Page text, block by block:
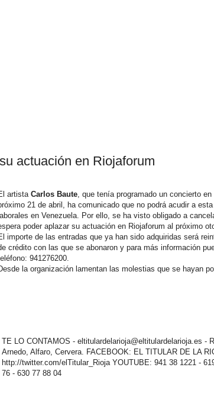
actuación en Riojaforum
artistaCarlos Baute , que tenía programado un concierto
21 de abril, ha comunicado que no podrá acudir a
laborales en Venezuela. Por ello, se ha visto obligado a
poder aplazar su actuación en Riojaforum al próximo
importe de las entradas que ya han sido adquiridas será
crédito con las que se abonaron y para más información
941276200.
la organización lamentan las molestias que se hayan
TE LO CONTAMOS - eltitulardelarioja@eltitulardelarioja.es -
Arnedo, Alfaro, Cervera. FACEBOOK: EL TITULAR DE LA
http://twitter.com/elTitular_Rioja YOUTUBE: 941 38 1221 -
76 - 630 77 88 04